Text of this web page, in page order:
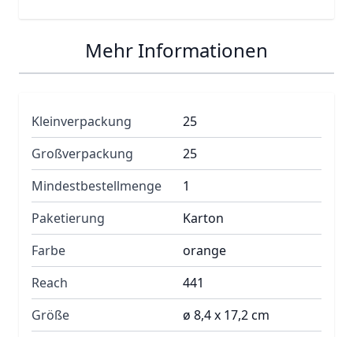
Mehr Informationen
Kleinverpackung
25
Großverpackung
25
Mindestbestellmenge
1
Paketierung
Karton
Farbe
orange
Reach
441
Größe
ø 8,4 x 17,2 cm